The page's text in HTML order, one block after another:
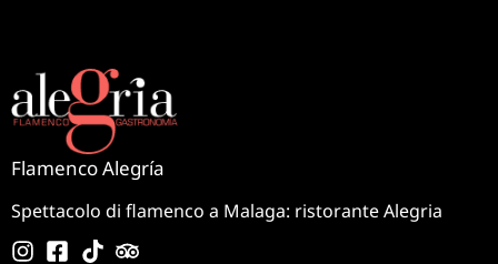
Flamenco Alegría
Spettacolo di flamenco a Malaga: ristorante Alegria